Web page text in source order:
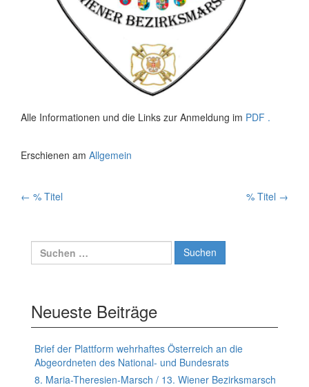
Alle Informationen und die Links zur Anmeldung im PDF .
Erschienen am Allgemein
Artikelnavigation
← % Titel % Titel →
Suchen
nach:
Neueste Beiträge
Brief der Plattform wehrhaftes Österreich an die
Abgeordneten des National- und Bundesrats
8. Maria-Theresien-Marsch / 13. Wiener Bezirksmarsch